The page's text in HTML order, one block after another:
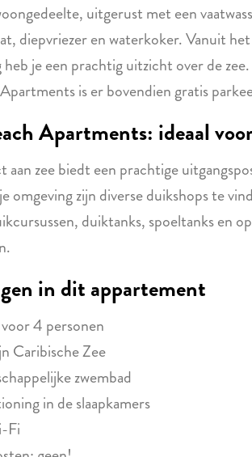
uitgerust met een
diepvriezer en waterkoker. Vanuit
heb je een prachtig uitzicht over de
is er bovendien gratis
Apartments: ideaal
aan zee biedt een prachtige
omgeving zijn diverse duikshops te
duiktanks, spoeltanks en
in dit appartement
4 personen
Caribische Zee
zwembad
in de slaapkamers
Fi